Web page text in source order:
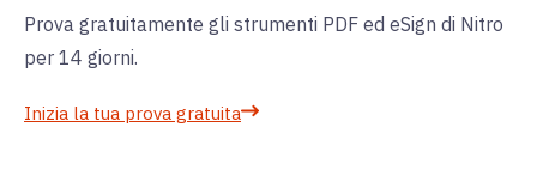
Prova gratuitamente gli strumenti PDF ed eSign di Nitro
per 14 giorni.
Inizia la tua prova gratuita